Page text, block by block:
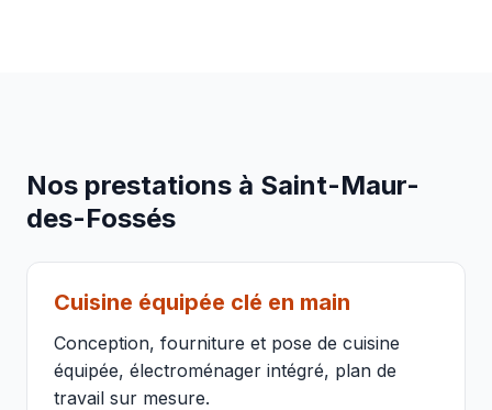
Nos prestations à Saint-Maur-
des-Fossés
Cuisine équipée clé en main
Conception, fourniture et pose de cuisine
équipée, électroménager intégré, plan de
travail sur mesure.